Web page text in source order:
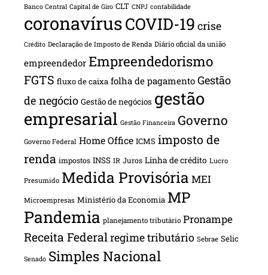
Banco Central Capital de Giro CLT CNPJ contabilidade
coronavírusCOVID-19 crise
Crédito Declaração de Imposto de Renda Diário oficial da união
empreendedor Empreendedorismo
FGTS fluxo de caixa folha de pagamento Gestão
de negócio Gestão de negócios gestão
empresarial Gestão Financeira Governo
Governo Federal Home Office ICMS imposto de
renda impostos INSS IR Juros Linha de crédito Lucro
Presumido Medida Provisória MEI
Microempresas Ministério da Economia MP
Pandemia planejamento tributário Pronampe
Receita Federalregime tributário Sebrae Selic
Senado Simples Nacional